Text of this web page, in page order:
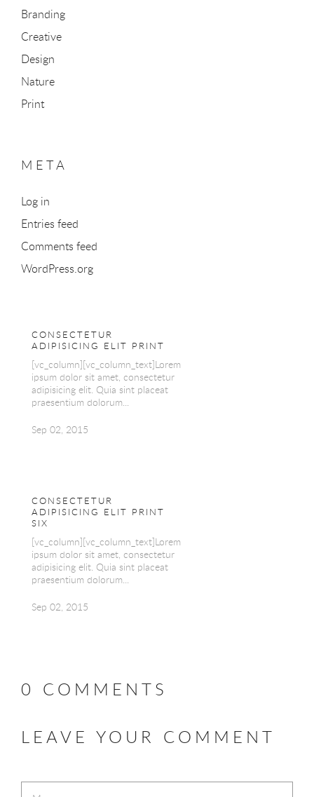
Branding
Creative
Design
Nature
Print
META
Log in
Entries feed
Comments feed
WordPress.org
CONSECTETUR
ADIPISICING ELIT PRINT
[vc_column][vc_column_text]Lorem
ipsum dolor sit amet, consectetur
adipisicing elit. Quia sint placeat
praesentium dolorum...
Sep 02, 2015
CONSECTETUR
ADIPISICING ELIT PRINT
SIX
[vc_column][vc_column_text]Lorem
ipsum dolor sit amet, consectetur
adipisicing elit. Quia sint placeat
praesentium dolorum...
Sep 02, 2015
0 COMMENTS
LEAVE YOUR COMMENT